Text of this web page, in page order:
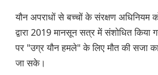
यौन अपराधों से बच्चों के संरक्षण अधिनियम
द्वारा 2019 मानसून सत्र में संशोधित किया
पर "उग्र यौन हमले" के लिए मौत की सजा का
जा सके।